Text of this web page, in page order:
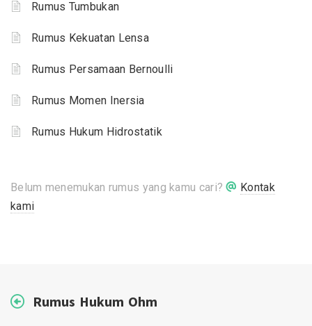
Rumus Tumbukan
Rumus Kekuatan Lensa
Rumus Persamaan Bernoulli
Rumus Momen Inersia
Rumus Hukum Hidrostatik
Belum menemukan rumus yang kamu cari?
Kontak
kami
Rumus Hukum Ohm